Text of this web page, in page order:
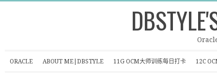
ORACLE ABOUT ME|DBSTYLE 11G OCM大师训练每日打卡 12C